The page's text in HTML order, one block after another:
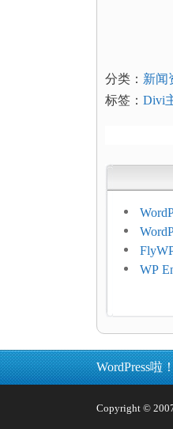
分类： 新闻
标签： Divi
压和
持
方便
WP
WordPress啦
Copyright ©